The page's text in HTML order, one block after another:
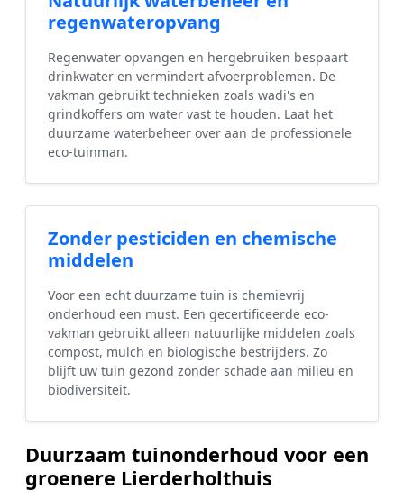
regenwateropvang
Regenwater opvangen en hergebruiken bespaart
drinkwater en vermindert afvoerproblemen. De
vakman gebruikt technieken zoals wadi's en
grindkoffers om water vast te houden. Laat het
duurzame waterbeheer over aan de professionele
eco-tuinman.
Zonder pesticiden en chemische
middelen
Voor een echt duurzame tuin is chemievrij
onderhoud een must. Een gecertificeerde eco-
vakman gebruikt alleen natuurlijke middelen zoals
compost, mulch en biologische bestrijders. Zo
blijft uw tuin gezond zonder schade aan milieu en
biodiversiteit.
Duurzaam tuinonderhoud voor een
groenere Lierderholthuis